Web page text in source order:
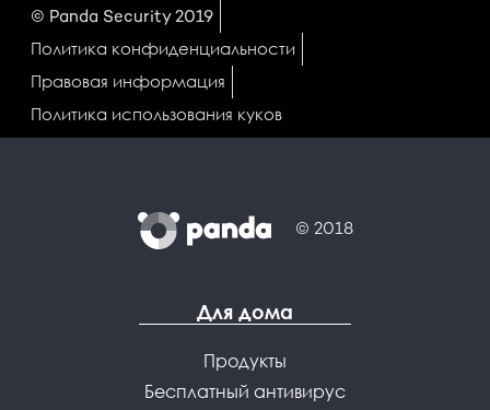
© Panda Security 2019
Политика конфиденциальности
Правовая информация
Политика использования куков
© 2018
Для дома
Продукты
Бесплатный антивирус